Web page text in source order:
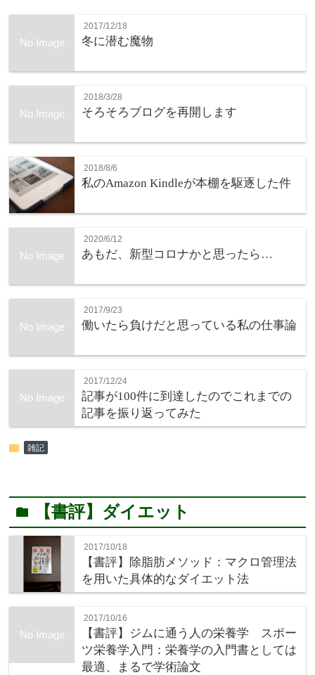
No Image
2017/12/18
冬に潜む魔物
No Image
2018/3/28
そろそろブログを再開します
2018/8/6
私のAmazon Kindleが本棚を駆逐した件
No Image
2020/6/12
あもだ、新型コロナかと思ったら…
No Image
2017/9/23
働いたら負けだと思っている私の仕事論
No Image
2017/12/24
記事が100件に到達したのでこれまでの
記事を振り返ってみた
folder 雑記
folder 【書評】ダイエット
2017/10/18
【書評】除脂肪メソッド：マクロ管理法
を用いた具体的なダイエット法
No Image
2017/10/16
【書評】ジムに通う人の栄養学 スポー
ツ栄養学入門：栄養学の入門書としては
最適、まるで学術論文